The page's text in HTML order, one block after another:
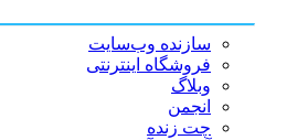
سازنده وب‌سایت
فروشگاه اینترنتی
وبلاگ
انجمن
چت زنده